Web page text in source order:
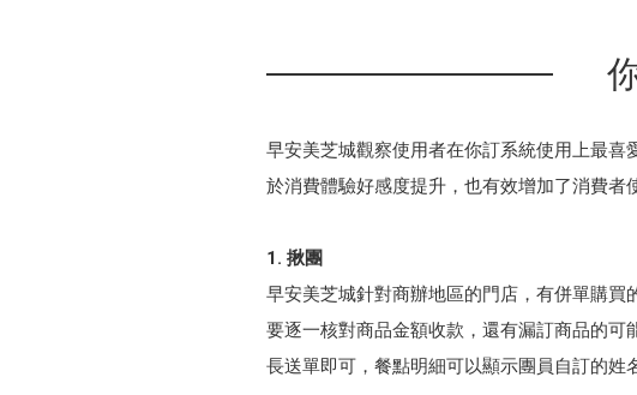
早安美芝城觀察使用者在你訂系統使用上最
於消費體驗好感度提升，也有效增加了消費者
1. 揪團
早安美芝城針對商辦地區的門店，有併單購
要逐一核對商品金額收款，還有漏訂商品的
長送單即可，餐點明細可以顯示團員自訂的姓